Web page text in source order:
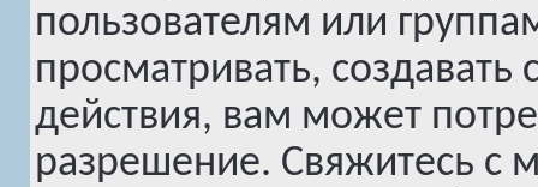
пользователям или
просматривать,
действия, вам может
разрешение. Свяжитесь с